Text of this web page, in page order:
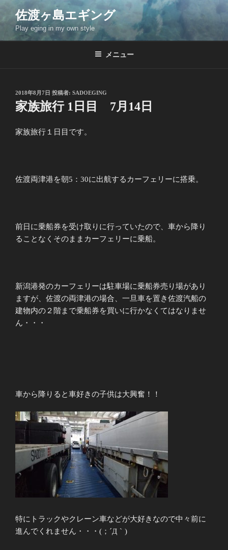
コ
ン
ン
佐渡ヶ島エギング
Play eging in my own style
メニュー
投
稿
日:
2018年8月7日 投稿者: SADOEGING
家族旅行 1日目 7月14日
家族旅行１日目です。
佐渡両津港を朝5：30に出航するカーフェリーに搭乗。
前日に乗船券を受け取りに行っていたので、車から降り
ることなくそのままカーフェリーに乗船。
新潟港発のカーフェリーは駐車場に乗船券売り場があり
ますが、佐渡の両津港の場合、一旦車を置き佐渡汽船の
建物内の２階まで乗船券を買いに行かなくてはなりませ
ん・・・
車から降りると車好きの子供は大興奮！！
特にトラックやクレーン車などが大好きなので中々前に
進んでくれません・・・(；´Д｀)